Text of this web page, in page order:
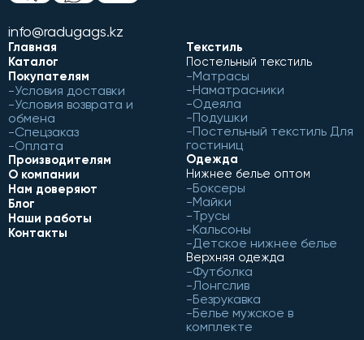
info@radugags.kz
Главная
Каталог
Покупателям
Условия доставки
Условия возврата и
обмена
Спецзаказ
Оплата
Производителям
О компании
Нам доверяют
Блог
Наши работы
Контакты
Текстиль
Постельный текстиль
Матрасы
Наматрасники
Одеяла
Подушки
Постельный текстиль Для
гостиниц
Одежда
Нижнее белье оптом
Боксеры
Майки
Трусы
Кальсоны
Детское нижнее белье
Верхняя одежда
Футболка
Лонгслив
Безрукавка
Белье мужское в
комплекте